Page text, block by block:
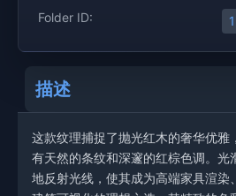
描述
这款纹理捕捉了抛光红木的奢华优雅
有天然的条纹和深邃的红棕色调。光
地反射光线，使其成为高端家具渲染
Folder ID: